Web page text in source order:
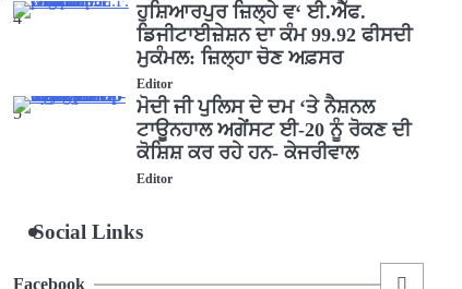
4
ਹੁਸ਼ਿਆਰਪੁਰ ਜ਼ਿਲ੍ਹੇ ਵ‘ ਈ.ਐੱਫ.
ਡਿਜੀਟਾਈਜ਼ੇਸ਼ਨ ਦਾ ਕੰਮ 99.92 ਫੀਸਦੀ
ਮੁਕੰਮਲ: ਜ਼ਿਲ੍ਹਾ ਚੋਣ ਅਫ਼ਸਰ
Editor
5
ਮੋਦੀ ਜੀ ਪੁਲਿਸ ਦੇ ਦਮ ‘ਤੇ ਨੈਸ਼ਨਲ
ਟਾਊਨਹਾਲ ਅਗੇਂਸਟ ਈ-20 ਨੂੰ ਰੋਕਣ ਦੀ
ਕੋਸ਼ਿਸ਼ ਕਰ ਰਹੇ ਹਨ- ਕੇਜਰੀਵਾਲ
Editor
Social Links
Facebook